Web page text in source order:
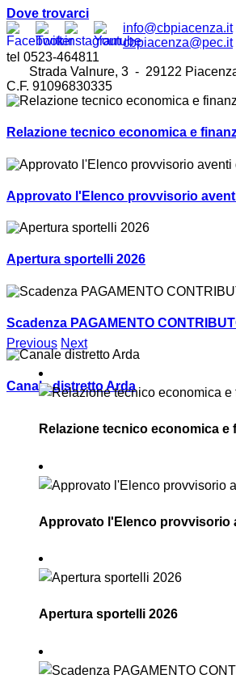
Dove trovarci
info@cbpiacenza.it
cbpiacenza@pec.it
tel 0523-464811
Strada Valnure, 3 - 29122
C.F. 91096830335
Relazione tecnico economica e
Approvato l'Elenco provvisorio
Apertura sportelli 2026
Scadenza PAGAMENTO
Canale distretto Arda
Previous Next
Relazione tecnico economica e
Approvato l'Elenco provvisorio
Apertura sportelli 2026